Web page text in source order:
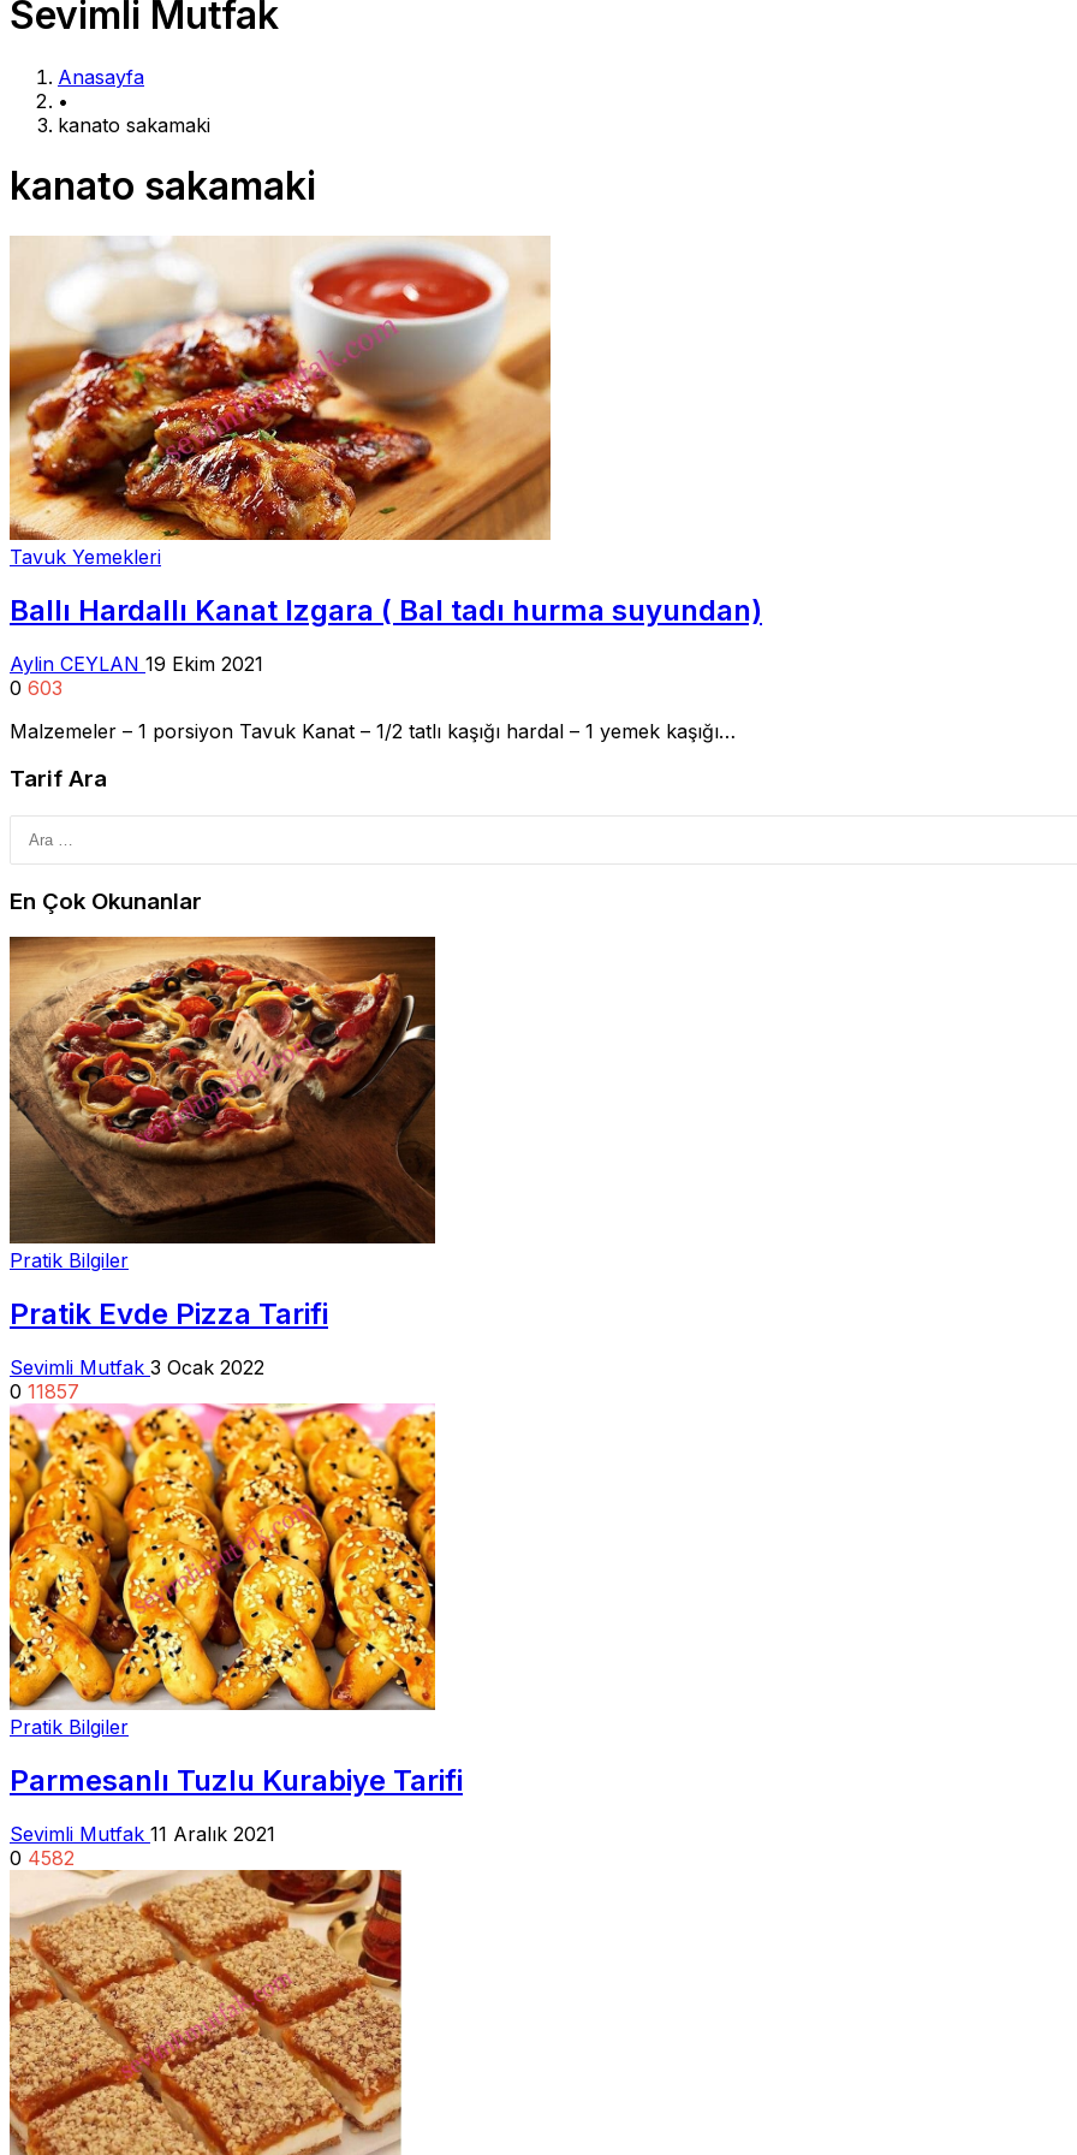
Sevimli Mutfak
Anasayfa
•
kanato sakamaki
kanato sakamaki
Tavuk Yemekleri
Ballı Hardallı Kanat Izgara ( Bal tadı hurma suyundan)
Aylin CEYLAN 19 Ekim 2021
0 603
Malzemeler – 1 porsiyon Tavuk Kanat – 1/2 tatlı kaşığı hardal – 1 yemek kaşığı…
Tarif Ara
En Çok Okunanlar
Pratik Bilgiler
Pratik Evde Pizza Tarifi
Sevimli Mutfak 3 Ocak 2022
0 11857
Pratik Bilgiler
Parmesanlı Tuzlu Kurabiye Tarifi
Sevimli Mutfak 11 Aralık 2021
0 4582